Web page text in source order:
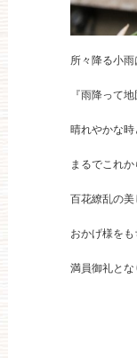
所々降る小雨
『雨降って
晴れやかな
まるでこれ
百花繚乱の
おかげ様を
満員御礼とな